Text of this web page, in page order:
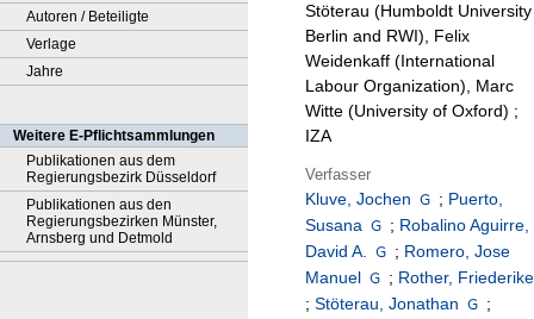
Autoren / Beteiligte
Verlage
Jahre
Weitere E-Pflichtsammlungen
Publikationen aus dem
Regierungsbezirk Düsseldorf
Publikationen aus den
Regierungsbezirken Münster,
Arnsberg und Detmold
Stöterau (Humboldt University
Berlin and RWI), Felix
Weidenkaff (International
Labour Organization), Marc
Witte (University of Oxford) ;
IZA
Verfasser
Kluve, Jochen ; Puerto,
Susana
; Robalino Aguirre,
David A.
; Romero, Jose
Manuel
; Rother, Friederike
; Stöterau, Jonathan
;